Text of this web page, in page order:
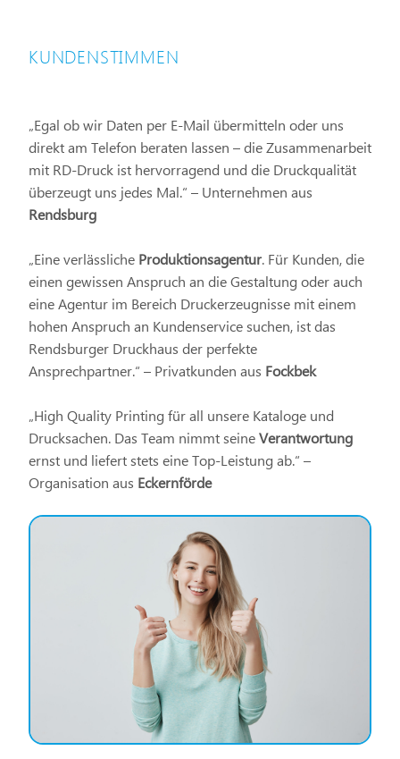
KUNDENSTIMMEN
„Egal ob wir Daten per E-Mail übermitteln oder uns
direkt am Telefon beraten lassen – die Zusammenarbeit
mit RD-Druck ist hervorragend und die Druckqualität
überzeugt uns jedes Mal.“ – Unternehmen aus
Rendsburg
„Eine verlässliche Produktionsagentur. Für Kunden, die
einen gewissen Anspruch an die Gestaltung oder auch
eine Agentur im Bereich Druckerzeugnisse mit einem
hohen Anspruch an Kundenservice suchen, ist das
Rendsburger Druckhaus der perfekte
Ansprechpartner.“ – Privatkunden aus Fockbek
„High Quality Printing für all unsere Kataloge und
Drucksachen. Das Team nimmt seineVerantwortung
ernst und liefert stets eine Top-Leistung ab.“ –
Organisation aus Eckernförde